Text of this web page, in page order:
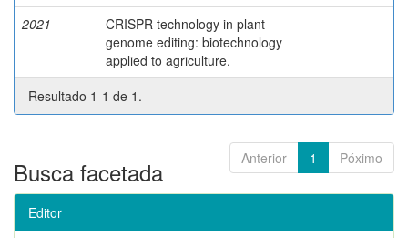
2021
CRISPR technology in plant
genome editing: biotechnology
applied to agriculture.
-
Resultado 1-1 de 1.
Anterior 1 Póximo
Busca facetada
Editor